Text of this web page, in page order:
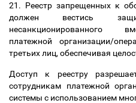
21. Реестр запрещенных к
должен вестись
несанкционированного
платежной организации/
третьих лиц, обеспечивая
Доступ к реестру
сотрудникам платежной
системы с использованием